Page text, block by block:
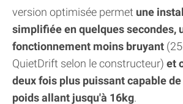
version optimisée permet une
simplifiée en quelques secondes,
fonctionnement moins bruyant
QuietDrift selon le constructeur) et
deux fois plus puissant capable
poids allant jusqu'à 16kg.